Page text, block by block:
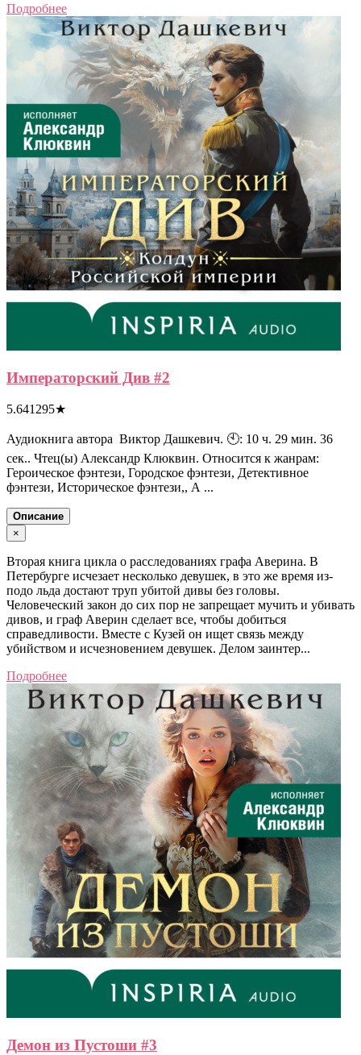
Подробнее
Императорский Див #2
5.641295★
Аудиокнига автора Виктор Дашкевич. 🕙: 10 ч. 29 мин. 36
сек.. Чтец(ы) Александр Клюквин. Относится к жанрам:
Героическое фэнтези, Городское фэнтези, Детективное
фэнтези, Историческое фэнтези,, А ...
Описание
×
Вторая книга цикла о расследованиях графа Аверина. В
Петербурге исчезает несколько девушек, в это же время из-
подо льда достают труп убитой дивы без головы.
Человеческий закон до сих пор не запрещает мучить и убивать
дивов, и граф Аверин сделает все, чтобы добиться
справедливости. Вместе с Кузей он ищет связь между
убийством и исчезновением девушек. Делом заинтер...
Подробнее
Демон из Пустоши #3